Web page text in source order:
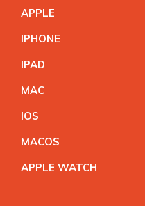
APPLE
IPHONE
IPAD
MAC
IOS
MACOS
APPLE WATCH